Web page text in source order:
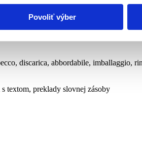
Povoliť výber
+ infinitív, idiomy a často používané
discarica, abbordabile, imballaggio,
textom, preklady slovnej zásoby